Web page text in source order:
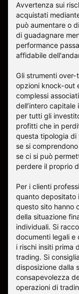
Avvertenza sui
acquistati
può aumentare o
di guadagnare
performance
affidabile
Gli strumenti
opzioni knock-out
complessi
dell’intero
per tutti gli
profitti che in
questa tipologia
se si
se ci si può
perdere il proprio
Per i clienti
quanto depositato
questo sito hanno
della situazione
individuali. Si
documenti legali e
i rischi insiti prima
trading. Si
disposizione dalla
consapevolezza
operazioni di